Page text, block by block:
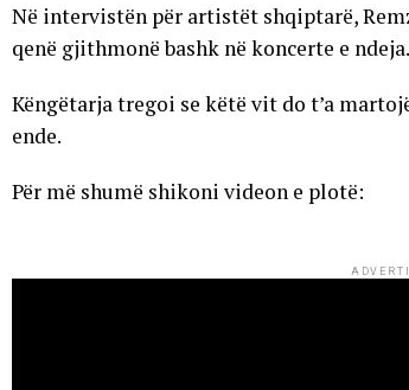
Në intervistën për artistët shqiptarë,
qenë gjithmonë bashk në koncerte e ndeja.
Këngëtarja tregoi se këtë vit do t’a
ende.
Për më shumë shikoni videon e plotë: